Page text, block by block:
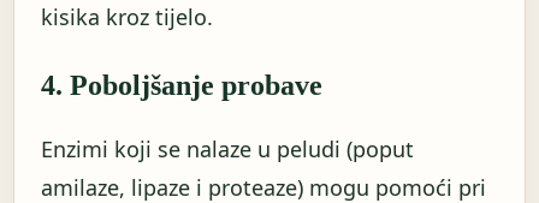
kisika kroz tijelo.
4. Poboljšanje probave
Enzimi koji se nalaze u peludi (poput
amilaze, lipaze i proteaze) mogu pomoći pri